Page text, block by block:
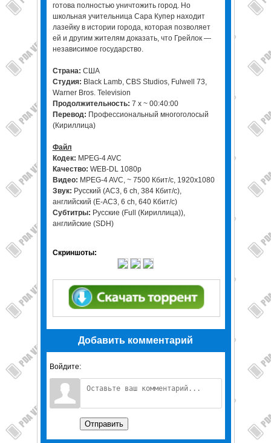
готова полностью уничтожить город. Но
школьная учительница Сара Купер находит
лазейку в истории города, которая позволяет
ей и другим жителям доказать, что Грейлок —
независимое государство.
Страна: США
Студия: Black Lamb, CBS Studios, Fulwell 73,
Warner Bros. Television
Продолжительность: 7 x ~ 00:40:00
Перевод: Профессиональный многоголосый
(Кириллица)
Файл
Кодек: MPEG-4 AVC
Качество: WEB-DL 1080p
Видео: MPEG-4 AVC, ~ 7500 Кбит/с, 1920x1080
Звук: Русский (АС3, 6 ch, 384 Кбит/с),
английский (E-АС3, 6 ch, 640 Кбит/с)
Субтитры: Русские (Full (Кириллица)),
английские (SDH)
Скриншоты:
Добавить комментарий
Войдите:
Отправить